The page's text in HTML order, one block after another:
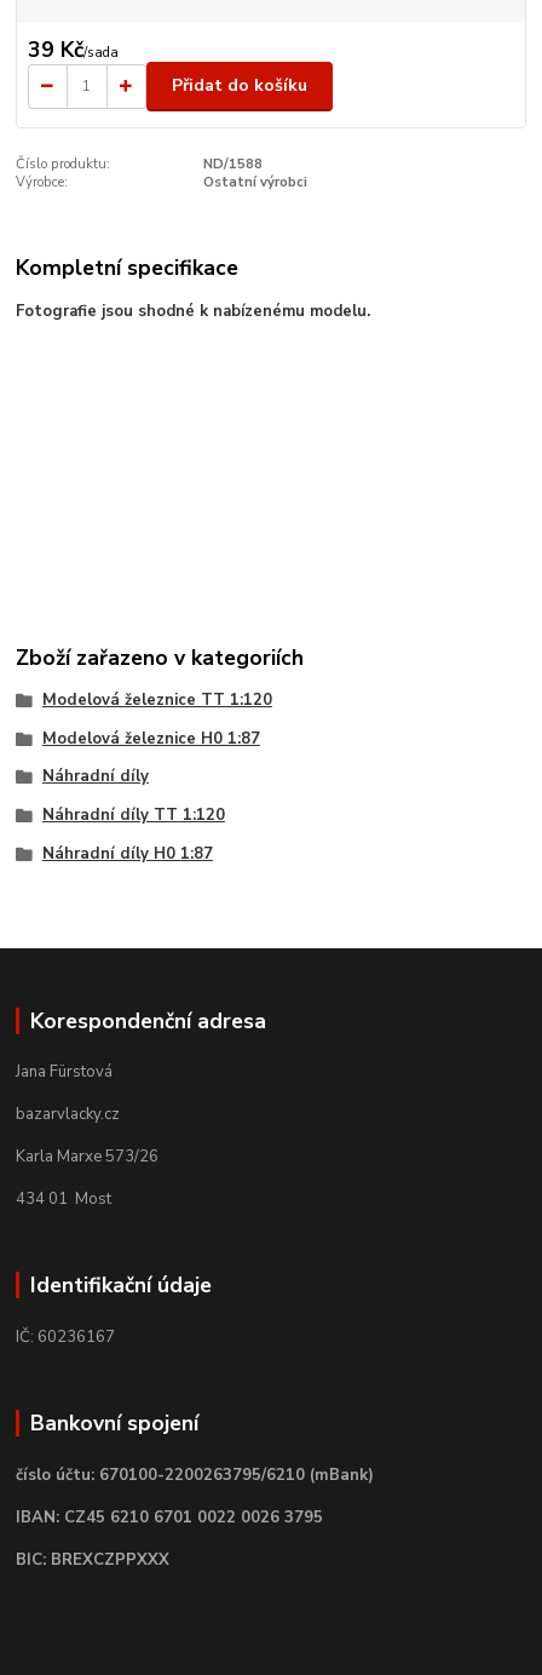
39 Kč/sada
Přidat do košíku
Číslo produktu:
ND/1588
Výrobce:
Ostatní výrobci
Kompletní specifikace
Fotografie jsou shodné k nabízenému modelu.
Zboží zařazeno v kategoriích
Modelová železnice TT 1:120
Modelová železnice H0 1:87
Náhradní díly
Náhradní díly TT 1:120
Náhradní díly H0 1:87
Korespondenční adresa
Jana Fürstová
bazarvlacky.cz
Karla Marxe 573/26
434 01 Most
Identifikační údaje
IČ: 60236167
Bankovní spojení
číslo účtu: 670100-2200263795/6210 (mBank)
IBAN: CZ45 6210 6701 0022 0026 3795
BIC: BREXCZPPXXX